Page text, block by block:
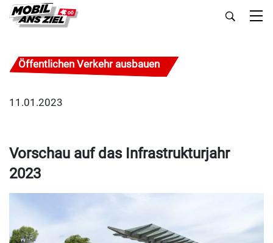
Öffentlichen Verkehr ausbauen
11.01.2023
Vorschau auf das Infrastrukturjahr
2023